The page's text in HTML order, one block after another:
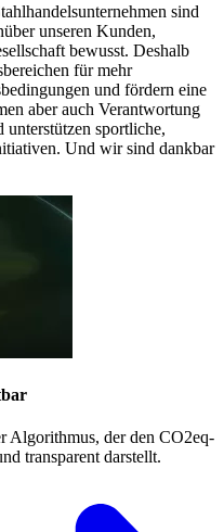
sind
unseren Kunden,
bewusst. Deshalb
für mehr
und fördern eine
aber auch Verantwortung
unterstützen sportliche,
Und wir sind dankbar
Algorithmus, der den CO2eq-
transparent darstellt.